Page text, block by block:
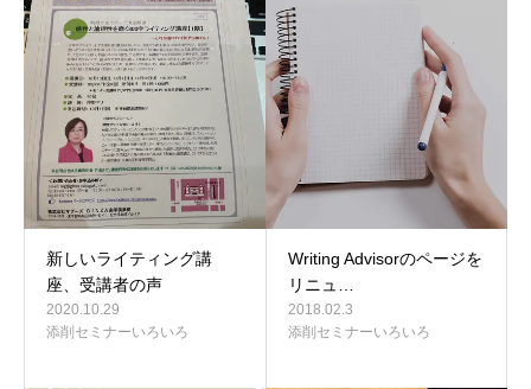
新しいライティング講
座、受講者の声
2020.10.29
添削セミナーいろいろ
Writing Advisorのページを
リニュ…
2018.02.3
添削セミナーいろいろ